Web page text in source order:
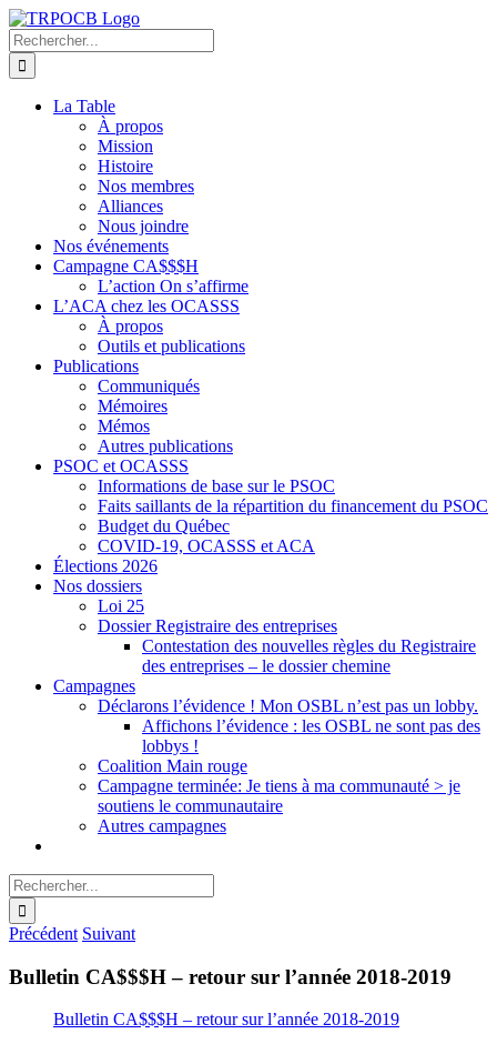
Passer
au
contenu
Rechercher:
La Table
À propos
Mission
Histoire
Nos membres
Alliances
Nous joindre
Nos événements
Campagne CA$$$H
L’action On s’affirme
L’ACA chez les OCASSS
À propos
Outils et publications
Publications
Communiqués
Mémoires
Mémos
Autres publications
PSOC et OCASSS
Informations de base sur le PSOC
Faits saillants de la répartition du financement du PSOC
Budget du Québec
COVID-19, OCASSS et ACA
Élections 2026
Nos dossiers
Loi 25
Dossier Registraire des entreprises
Contestation des nouvelles règles du Registraire
des entreprises – le dossier chemine
Campagnes
Déclarons l’évidence ! Mon OSBL n’est pas un lobby.
Affichons l’évidence : les OSBL ne sont pas des
lobbys !
Coalition Main rouge
Campagne terminée: Je tiens à ma communauté > je
soutiens le communautaire
Autres campagnes
Rechercher:
Précédent Suivant
Bulletin CA$$$H – retour sur l’année 2018-2019
Bulletin CA$$$H – retour sur l’année 2018-2019